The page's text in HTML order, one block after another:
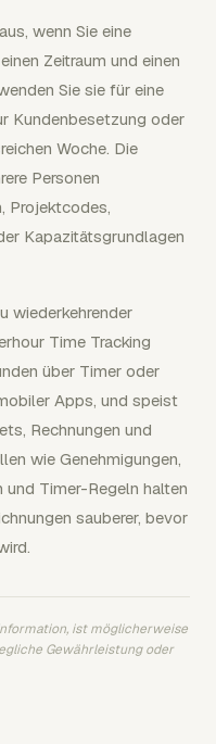
wenn Sie eine
Zeitraum und einen
Sie sie für eine
Kundenbesetzung oder
Woche. Die
Personen
Projektcodes,
Kapazitätsgrundlagen
wiederkehrender
Time Tracking
über Timer oder
Apps, und speist
Rechnungen und
wie Genehmigungen,
und Timer-Regeln halten
sauberer, bevor
ist möglicherweise
Gewährleistung oder